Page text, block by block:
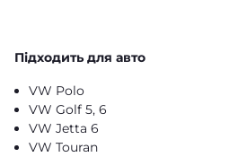
Підходить для авто
VW Polo
VW Golf 5, 6
VW Jetta 6
VW Touran